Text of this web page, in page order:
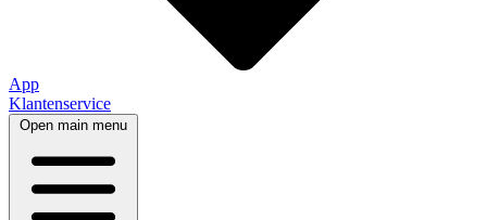
App
Klantenservice
Open main menu